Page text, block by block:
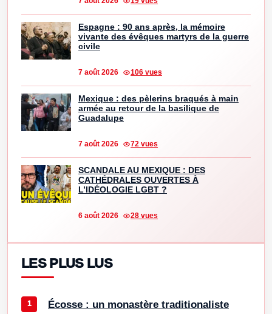
Espagne : 90 ans après, la mémoire
vivante des évêques martyrs de la guerre
civile
7 août 2026 106 vues
Mexique : des pèlerins braqués à main
armée au retour de la basilique de
Guadalupe
7 août 2026 72 vues
SCANDALE AU MEXIQUE : DES
CATHÉDRALES OUVERTES À
L’IDÉOLOGIE LGBT ?
6 août 2026 28 vues
LES PLUS LUS
Écosse : un monastère traditionaliste